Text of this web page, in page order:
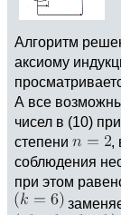
Алгоритм
аксиому
А все
чисел в (10)
степени
,
соблюдения
при этом